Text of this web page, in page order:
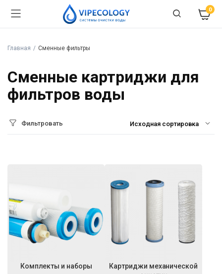
0
Главная Сменные фильтры
Сменные картриджи для
фильтров воды
Фильтровать
Комплекты и наборы
Картриджи механической